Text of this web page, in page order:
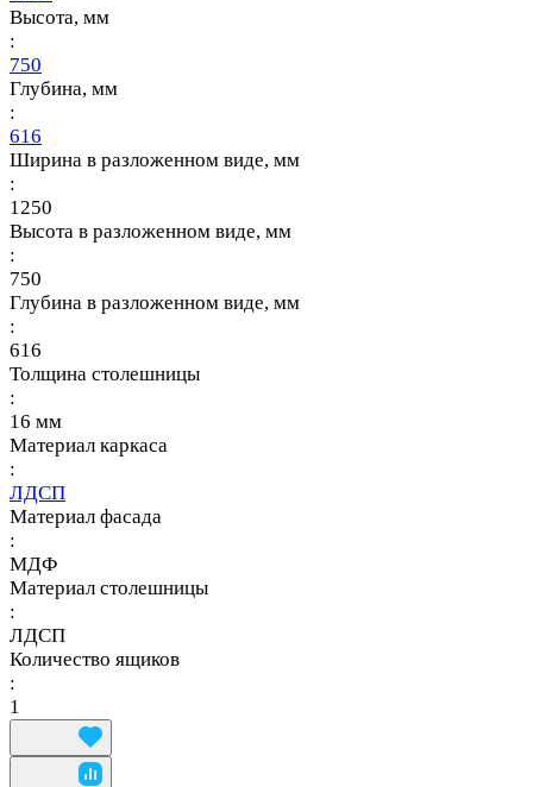
Высота, мм
:
750
Глубина, мм
:
616
Ширина в разложенном виде, мм
:
1250
Высота в разложенном виде, мм
:
750
Глубина в разложенном виде, мм
:
616
Толщина столешницы
:
16 мм
Материал каркаса
:
ЛДСП
Материал фасада
:
МДФ
Материал столешницы
:
ЛДСП
Количество ящиков
:
1